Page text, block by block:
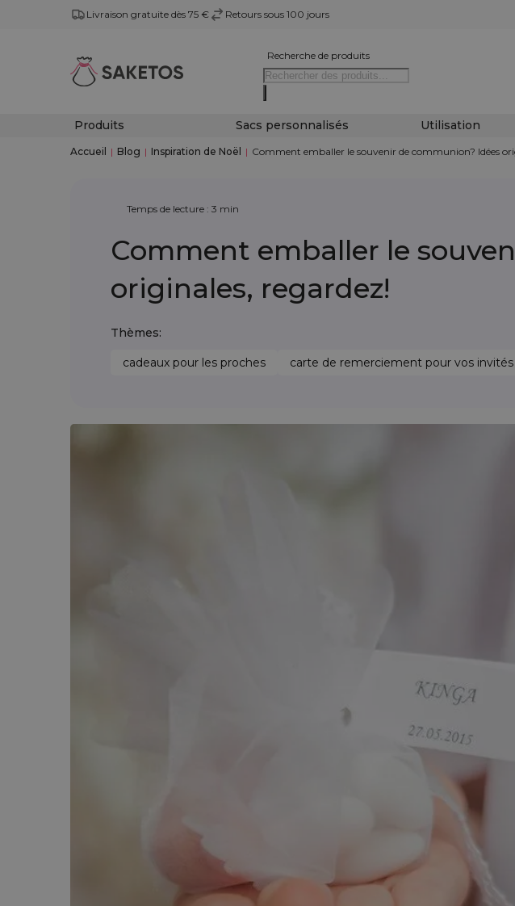
Livraison gratuite dès 75 € Retours sous 100 jours
Recherche de produits
Produits Sacs personnalisés Utilisation
Accueil | Blog | Inspiration de Noël | Comment emballer le souvenir de communion? Idées
Temps de lecture : 3 min
Comment emballer le
originales, regardez!
Thèmes:
cadeaux pour les proches carte de remerciement pour vos invités